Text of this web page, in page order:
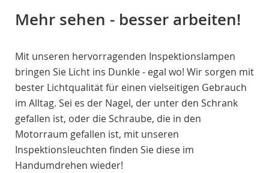
Mehr sehen - besser arbeiten!
Mit unseren hervorragenden Inspektionslampen
bringen Sie Licht ins Dunkle - egal wo! Wir sorgen mit
bester Lichtqualität für einen vielseitigen Gebrauch
im Alltag. Sei es der Nagel, der unter den Schrank
gefallen ist, oder die Schraube, die in den
Motorraum gefallen ist, mit unseren
Inspektionsleuchten finden Sie diese im
Handumdrehen wieder!